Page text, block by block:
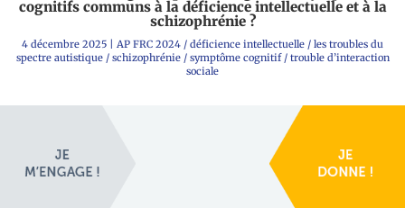
cognitifs communs à la déficience intellectuelle et à la
schizophrénie ?
4 décembre 2025 AP FRC 2024 / déficience intellectuelle / les troubles du
spectre autistique/ schizophrénie/ symptôme cognitif/ trouble d’interaction
sociale